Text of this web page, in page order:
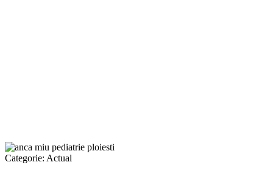
Categorie: Actual